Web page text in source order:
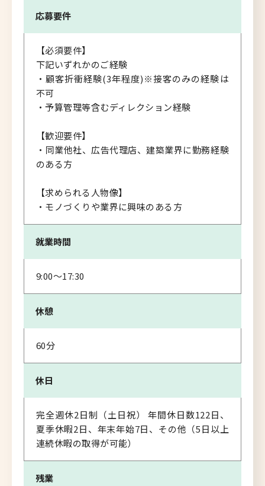
応募要件
【必須要件】
下記いずれかのご経験
・顧客折衝経験(3年程度)※接客のみの経験は
不可
・予算管理等含むディレクション経験
【歓迎要件】
・同業他社、広告代理店、建築業界に勤務経験
のある方
【求められる人物像】
・モノづくりや業界に興味のある方
就業時間
9:00～17:30
休憩
60分
休日
完全週休2日制（土日祝） 年間休日数122日、
夏季休暇2日、年末年始7日、その他（5日以上
連続休暇の取得が可能）
残業